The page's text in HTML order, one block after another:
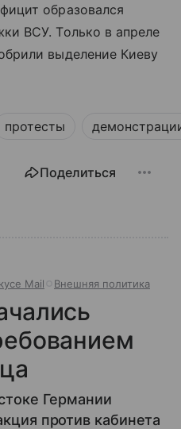
образовался
ВСУ. Только в апреле
выделение Киеву
протесты
Поделиться
Mail Внешняя политика
Германии
против кабинета